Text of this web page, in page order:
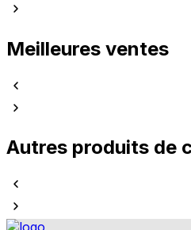
Meilleures ventes
Autres produits de